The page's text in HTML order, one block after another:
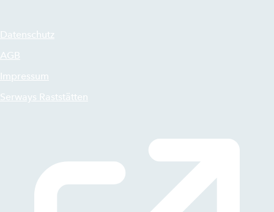
Datenschutz
AGB
Impressum
Serways Raststätten